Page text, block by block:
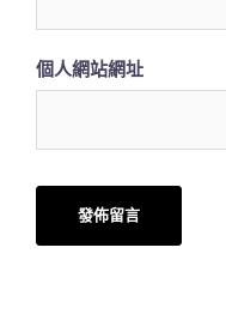
個人網站網址